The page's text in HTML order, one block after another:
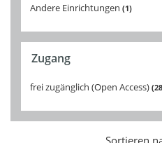
Andere Einrichtungen 1
Zugang
frei zugänglich (Open Access)
Sortieren